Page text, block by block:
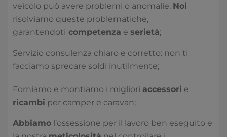
veicolo può avere problemi o anomalie. Noi
risolviamo queste problematiche,
garantendoti competenza e serietà;
Servizio consulenza chiaro e corretto: non ti
facciamo sprecare soldi inutilmente;
Forniamo e montiamo i migliori accessori e
ricambi per camper e caravan;
Abbiamo l’ossessione per il lavoro ben eseguito e